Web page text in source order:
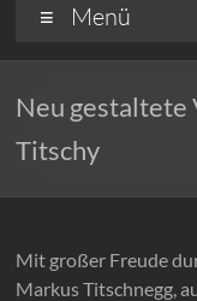
Menü
Neu
Titschy
Mit großer Freude
Markus Titschnegg,